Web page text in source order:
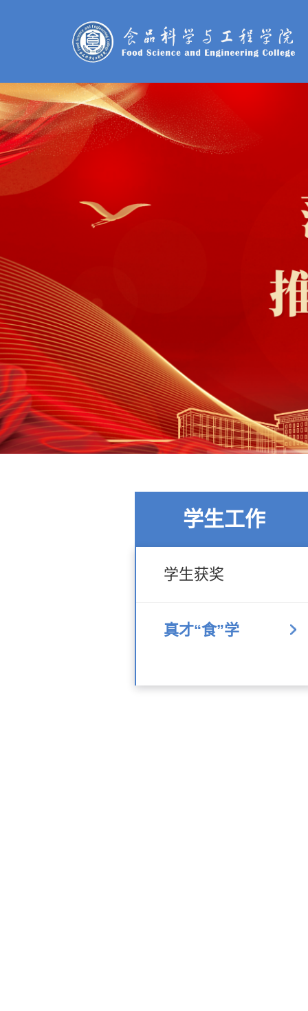
学生工作
学生获奖
真才“食”学